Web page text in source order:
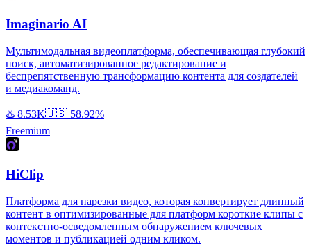
Imaginario AI
Мультимодальная видеоплатформа, обеспечивающая глубокий
поиск, автоматизированное редактирование и
беспрепятственную трансформацию контента для создателей
и медиакоманд.
♨️ 8.53K🇺🇸 58.92%
Freemium
HiClip
Платформа для нарезки видео, которая конвертирует длинный
контент в оптимизированные для платформ короткие клипы с
контекстно-осведомленным обнаружением ключевых
моментов и публикацией одним кликом.